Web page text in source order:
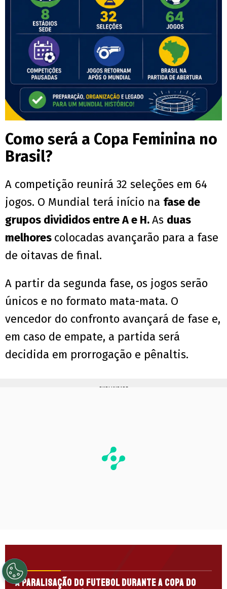
Como será a Copa Feminina no
Brasil?
A competição reunirá 32 seleções em 64
jogos. O Mundial terá início na fase de
grupos divididos entre A e H.As duas
melhores colocadas avançarão para a fase
de oitavas de final.
A partir da segunda fase, os jogos serão
únicos e no formato mata-mata. O
vencedor do confronto avançará de fase e,
em caso de empate, a partida será
decidida em prorrogação e pênaltis.
PUBLICIDADE
A paralisação do futebol durante a Copa do